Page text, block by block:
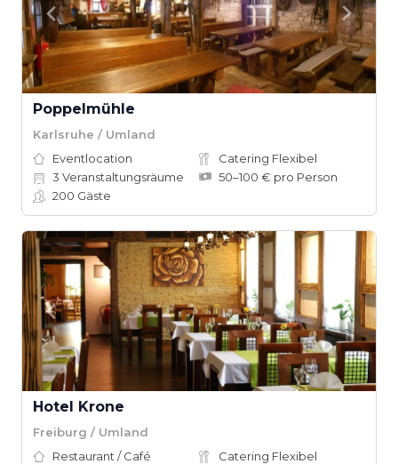
Poppelmühle
Karlsruhe / Umland
Eventlocation
Catering Flexibel
3 Veranstaltungsräume
50–100 € pro Person
200 Gäste
Hotel Krone
Freiburg / Umland
Restaurant / Café
Catering Flexibel